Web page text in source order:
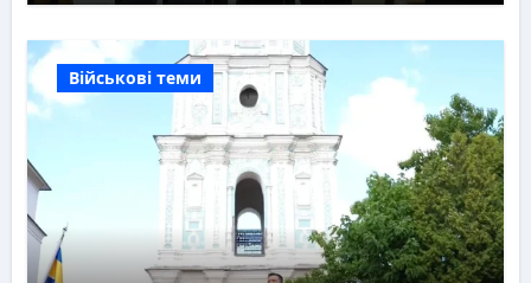
Військові теми